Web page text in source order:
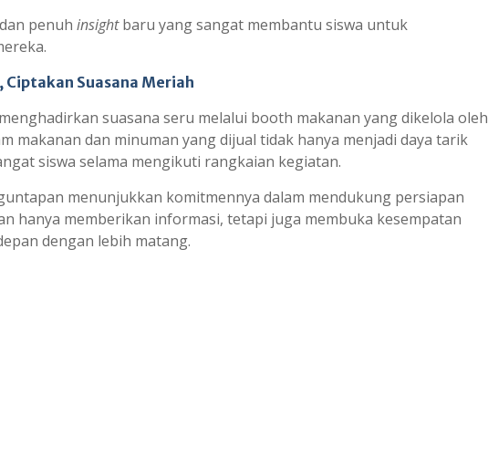
penuh insightbaru yang sangat membantu siswa untuk
Ciptakan Suasana Meriah
suasana seru melalui booth makanan yang dikelola oleh
makanan dan minuman yang dijual tidak hanya menjadi daya tarik
siswa selama mengikuti rangkaian kegiatan.
menunjukkan komitmennya dalam mendukung persiapan
hanya memberikan informasi, tetapi juga membuka kesempatan
dengan lebih matang.